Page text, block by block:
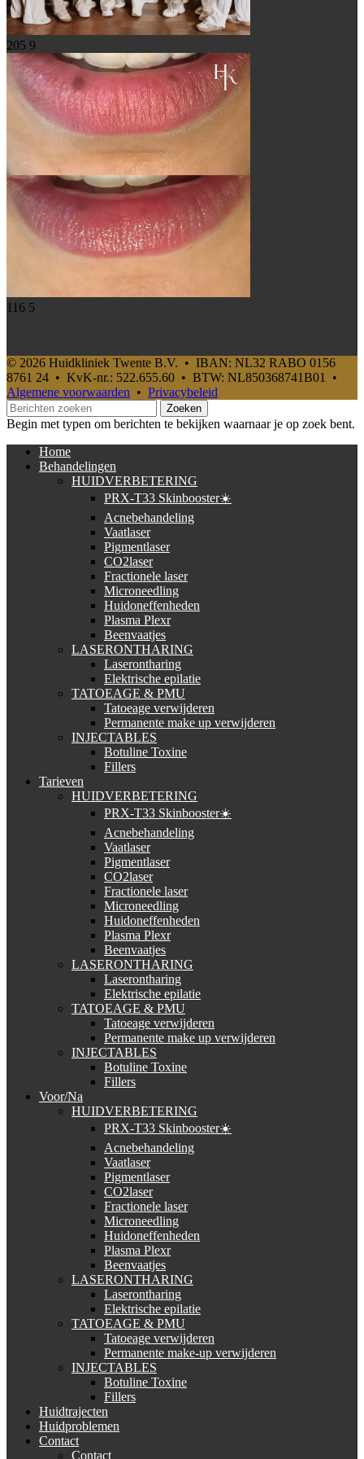
205 9
116 5
© 2026 Huidkliniek Twente B.V. • IBAN: NL32 RABO 0156
8761 24 • KvK-nr.: 522.655.60 • BTW: NL850368741B01 •
Algemene voorwaarden • Privacybeleid
Zoeken
Begin met typen om berichten te bekijken waarnaar je op zoek bent.
Home
Behandelingen
HUIDVERBETERING
PRX-T33 Skinbooster☀️
Acnebehandeling
Vaatlaser
Pigmentlaser
CO2laser
Fractionele laser
Microneedling
Huidoneffenheden
Plasma Plexr
Beenvaatjes
LASERONTHARING
Laserontharing
Elektrische epilatie
TATOEAGE & PMU
Tatoeage verwijderen
Permanente make up verwijderen
INJECTABLES
Botuline Toxine
Fillers
Tarieven
HUIDVERBETERING
PRX-T33 Skinbooster☀️
Acnebehandeling
Vaatlaser
Pigmentlaser
CO2laser
Fractionele laser
Microneedling
Huidoneffenheden
Plasma Plexr
Beenvaatjes
LASERONTHARING
Laserontharing
Elektrische epilatie
TATOEAGE & PMU
Tatoeage verwijderen
Permanente make up verwijderen
INJECTABLES
Botuline Toxine
Fillers
Voor/Na
HUIDVERBETERING
PRX-T33 Skinbooster☀️
Acnebehandeling
Vaatlaser
Pigmentlaser
CO2laser
Fractionele laser
Microneedling
Huidoneffenheden
Plasma Plexr
Beenvaatjes
LASERONTHARING
Laserontharing
Elektrische epilatie
TATOEAGE & PMU
Tatoeage verwijderen
Permanente make-up verwijderen
INJECTABLES
Botuline Toxine
Fillers
Huidtrajecten
Huidproblemen
Contact
Contact